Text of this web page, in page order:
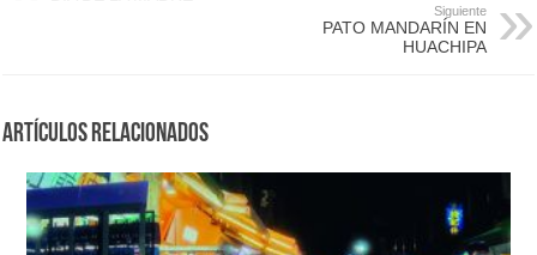
Siguiente
PATO MANDARÍN EN
HUACHIPA
Artículos Relacionados